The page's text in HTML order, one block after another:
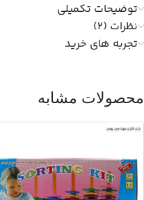
توضیحات تکمیلی
نظرات (2)
تجربه های خرید
محصولات مشابه